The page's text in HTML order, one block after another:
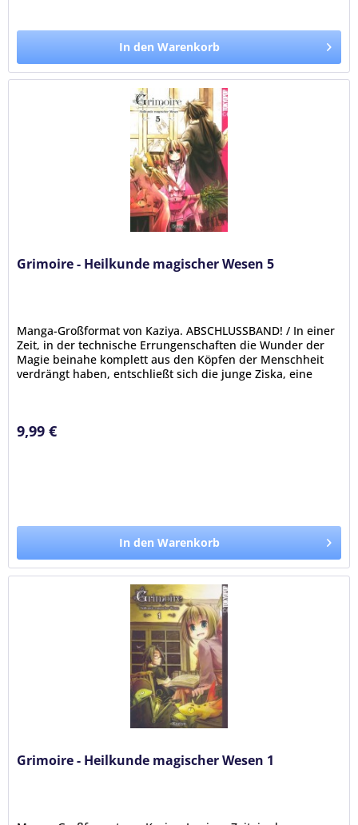
In den Warenkorb
Grimoire - Heilkunde magischer Wesen 5
Manga-Großformat von Kaziya. ABSCHLUSSBAND! / In einer
Zeit, in der technische Errungenschaften die Wunder der
Magie beinahe komplett aus den Köpfen der Menschheit
verdrängt haben, entschließt sich die junge Ziska, eine
9,99 €
In den Warenkorb
Grimoire - Heilkunde magischer Wesen 1